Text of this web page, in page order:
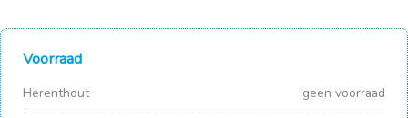
Voorraad
Herenthout geen voorraad